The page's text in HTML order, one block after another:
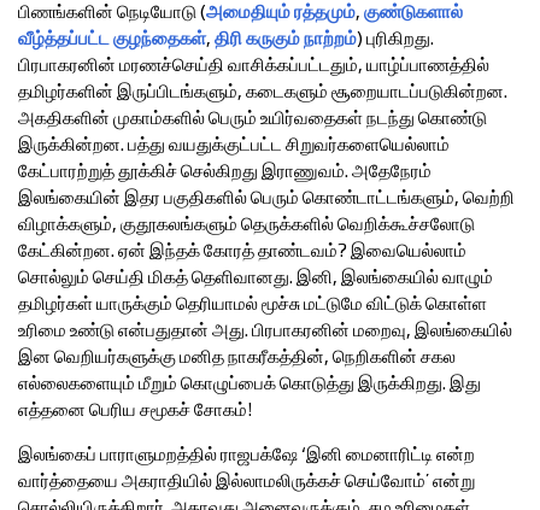
பிணங்களின் நெடியோடு (அமைதியும் ரத்தமும், குண்டுகளால்
வீழ்த்தப்பட்ட குழந்தைகள், திரி கருகும் நாற்றம்) புரிகிறது.
பிரபாகரனின் மரணச்செய்தி வாசிக்கப்பட்டதும், யாழ்ப்பாணத்தில்
தமிழர்களின் இருப்பிடங்களும், கடைகளும் சூறையாடப்படுகின்றன.
அகதிகளின் முகாம்களில் பெரும் உயிர்வதைகள் நடந்து கொண்டு
இருக்கின்றன. பத்து வயதுக்குட்பட்ட சிறுவர்களையெல்லாம்
கேட்பாரற்றுத் தூக்கிச் செல்கிறது இராணுவம். அதேநேரம்
இலங்கையின் இதர பகுதிகளில் பெரும் கொண்டாட்டங்களும், வெற்றி
விழாக்களும், குதூகலங்களும் தெருக்களில் வெறிக்கூச்சலோடு
கேட்கின்றன. ஏன் இந்தக் கோரத் தாண்டவம்? இவையெல்லாம்
சொல்லும் செய்தி மிகத் தெளிவானது. இனி, இலங்கையில் வாழும்
தமிழர்கள் யாருக்கும் தெரியாமல் மூச்சு மட்டுமே விட்டுக் கொள்ள
உரிமை உண்டு என்பதுதான் அது. பிரபாகரனின் மறைவு, இலங்கையில்
இன வெறியர்களுக்கு மனித நாகரீகத்தின், நெறிகளின் சகல
எல்லைகளையும் மீறும் கொழுப்பைக் கொடுத்து இருக்கிறது. இது
எத்தனை பெரிய சமூகச் சோகம்!
இலங்கைப் பாராளுமறத்தில் ராஜபக்‌ஷே ‘இனி மைனாரிட்டி என்ற
வார்த்தையை அகராதியில் இல்லாமலிருக்கச் செய்வோம்’ என்று